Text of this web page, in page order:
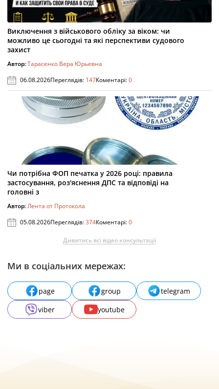
Виключення з військового обліку за віком: чи
можливо це сьогодні та які перспективи судового
захист
Автор:Тарасенко Вера Юрьевна
06.08.2026Переглядів: 147Коментарі:0
Чи потрібна ФОП печатка у 2026 році: правила
застосування, роз'яснення ДПС та відповіді на
головні з
Автор:Лента от Протокола
05.08.2026Переглядів:374Коментарі:0
Дивитись всі відео консультації
Ми в соціальних мережах:
page group
telegram
viber
youtube